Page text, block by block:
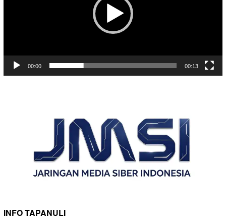
00:00 00:13
INFO TAPANULI